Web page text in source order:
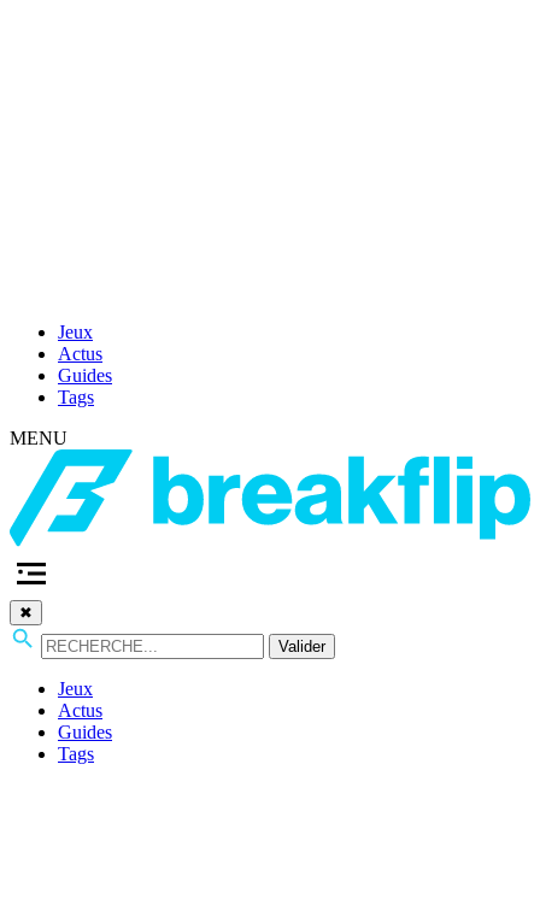
Jeux
Actus
Guides
Tags
MENU
✖
Valider
Jeux
Actus
Guides
Tags